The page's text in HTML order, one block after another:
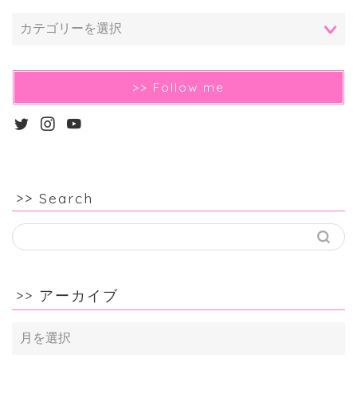
>> Follow me
>> Search
>> アーカイブ
ア